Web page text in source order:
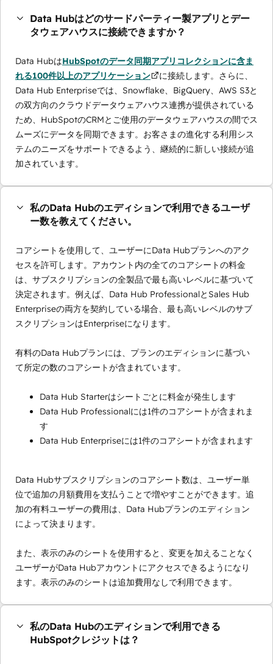
Data Hubはどのサードパーティー製アプリとデー
タウェアハウスに接続できますか？
Data HubはHubSpotのデータ同期アプリコレクションに含ま
れる100件以上のアプリケーション
に接続します。さらに、
Data Hub Enterpriseでは、Snowflake、BigQuery、AWS S3と
の双方向のクラウドデータウェアハウス連携が提供されている
ため、HubSpotのCRMとご使用のデータウェアハウスの間でス
ムーズにデータを同期できます。お客さまの進化する利用シス
テムのニーズをサポートできるよう、継続的に新しい接続が追
加されています。
私のData Hubのエディションで利用できるユーザ
ー数を教えてください。
コアシートを使用して、ユーザーにData Hubプランへのアク
セスを許可します。アカウント内の全てのコアシートの料金
は、サブスクリプションの全製品で最も高いレベルに基づいて
決定されます。例えば、Data Hub ProfessionalとSales Hub
Enterpriseの両方を契約している場合、最も高いレベルのサブ
スクリプションはEnterpriseになります。
有料のData Hubプランには、プランのエディションに基づい
て所定の数のコアシートが含まれています。
Data Hub Starterはシートごとに料金が発生します
Data Hub Professionalには1件のコアシートが含まれま
す
Data Hub Enterpriseには1件のコアシートが含まれます
Data Hubサブスクリプションのコアシート数は、ユーザー単
位で追加の月額費用を支払うことで増やすことができます。追
加の有料ユーザーの費用は、Data Hubプランのエディション
によって決まります。
また、表示のみのシートを使用すると、変更を加えることなく
ユーザーがData Hubアカウントにアクセスできるようになり
ます。表示のみのシートは追加費用なしで利用できます。
私のData Hubのエディションで利用できる
HubSpotクレジットは？